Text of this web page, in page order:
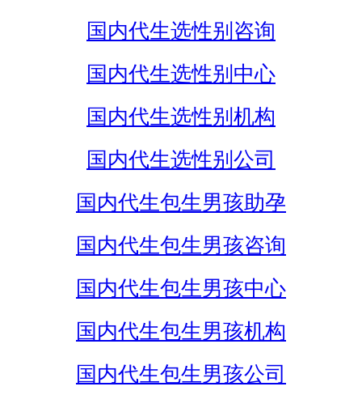
国内代生选性别咨询
国内代生选性别中心
国内代生选性别机构
国内代生选性别公司
国内代生包生男孩助孕
国内代生包生男孩咨询
国内代生包生男孩中心
国内代生包生男孩机构
国内代生包生男孩公司